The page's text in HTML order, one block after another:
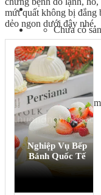
Chưa có
Giỏ hàng
Chưa có sản
mứt quất không bị đắng
dẻo ngon dưới đây nhé.
Nghiệp Vụ Bếp
Bánh Quốc Tế